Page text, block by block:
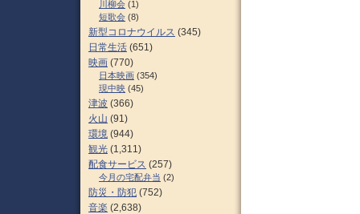
川柳会 (1)
短歌会 (8)
新型コロナウイルス (345)
日常生活 (651)
映画 (770)
日本映画 (354)
現中映 (45)
津波 (366)
火山 (91)
環境 (944)
観光 (1,311)
配食サービス (257)
今月の宅配弁当 (2)
防災・防犯 (752)
音楽 (2,638)